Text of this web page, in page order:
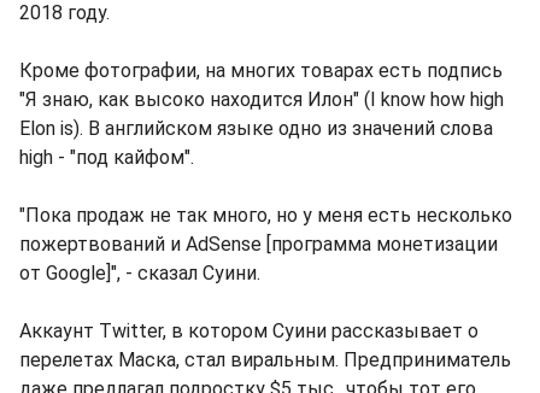
2018 году.
Кроме фотографии, на многих товарах есть подпись
"Я знаю, как высоко находится Илон" (I know how high
Elon is). В английском языке одно из значений слова
high - "под кайфом".
"Пока продаж не так много, но у меня есть несколько
пожертвований и AdSense [программа монетизации
от Google]", - сказал Суини.
Аккаунт Twitter, в котором Суини рассказывает о
перелетах Маска, стал виральным. Предприниматель